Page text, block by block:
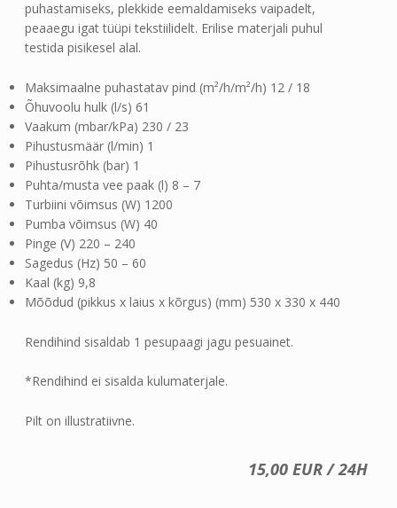
puhastamiseks, plekkide eemaldamiseks vaipadelt,
peaaegu igat tüüpi tekstiilidelt. Erilise materjali puhul
testida pisikesel alal.
Maksimaalne puhastatav pind (m²/h/m²/h) 12 / 18
Õhuvoolu hulk (l/s) 61
Vaakum (mbar/kPa) 230 / 23
Pihustusmäär (l/min) 1
Pihustusrõhk (bar) 1
Puhta/musta vee paak (l) 8 – 7
Turbiini võimsus (W) 1200
Pumba võimsus (W) 40
Pinge (V) 220 – 240
Sagedus (Hz) 50 – 60
Kaal (kg) 9,8
Mõõdud (pikkus x laius x kõrgus) (mm) 530 x 330 x 440
Rendihind sisaldab 1 pesupaagi jagu pesuainet.
*Rendihind ei sisalda kulumaterjale.
Pilt on illustratiivne.
15,00 EUR / 24H